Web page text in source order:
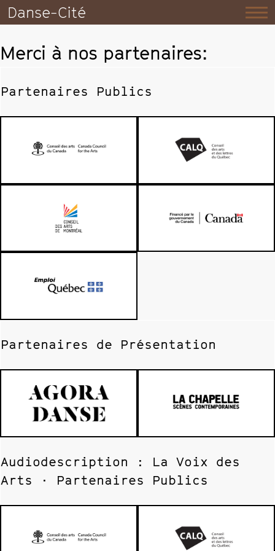
Danse-Cité
Merci à nos partenaires:
Partenaires Publics
Partenaires de Présentation
Audiodescription : La Voix des
Arts · Partenaires Publics